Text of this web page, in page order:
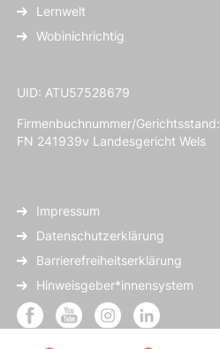
Lernwelt
Wobinichrichtig
UID: ATU57528679
Firmenbuchnummer/Gerichtsstand:
FN 241939v Landesgericht Wels
Impressum
Datenschutzerklärung
Barrierefreiheitserklärung
Hinweisgeber*innensystem